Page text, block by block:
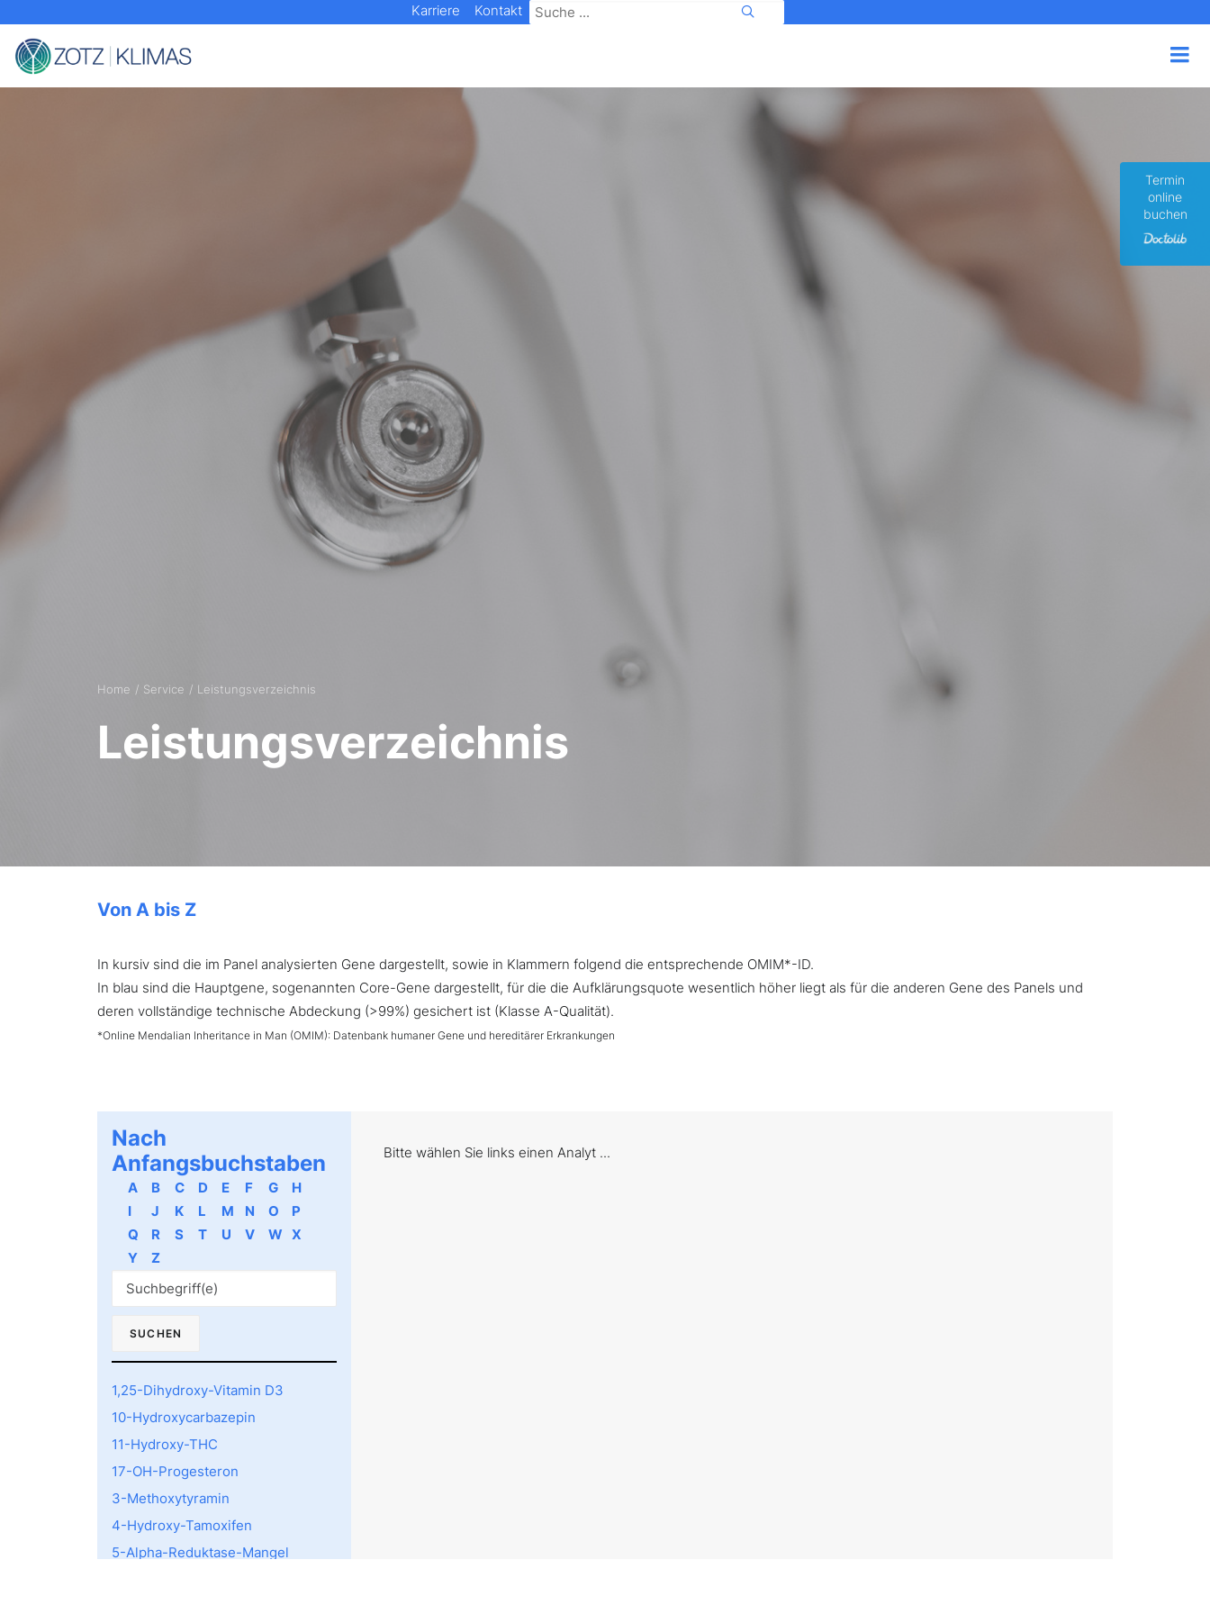
Termin
online
buchen
Karriere Kontakt
Home Service Leistungsverzeichnis
Leistungsverzeichnis
Von A bis Z
In kursiv sind die im Panel analysierten Gene dargestellt, sowie in Klammern folgend die entsprechende OMIM*-ID.
In blau sind die Hauptgene, sogenannten Core-Gene dargestellt, für die die Aufklärungsquote wesentlich höher liegt als für die anderen Gene des Panels und
deren vollständige technische Abdeckung (>99%) gesichert ist (Klasse A-Qualität).
*Online Mendalian Inheritance in Man (OMIM): Datenbank humaner Gene und hereditärer Erkrankungen
Nach
Anfangsbuchstaben
A B C D E F G
H
I
J K L M N O
P
Q
R S T U V W X
Y
Z
1,25-Dihydroxy-Vitamin D3
10-Hydroxycarbazepin
11-Hydroxy-THC
17-OH-Progesteron
3-Methoxytyramin
4-Hydroxy-Tamoxifen
5-Alpha-Reduktase-Mangel
Bitte wählen Sie links einen Analyt ...